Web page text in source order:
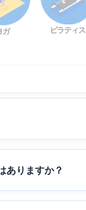
ガ ピラティス
ありますか？